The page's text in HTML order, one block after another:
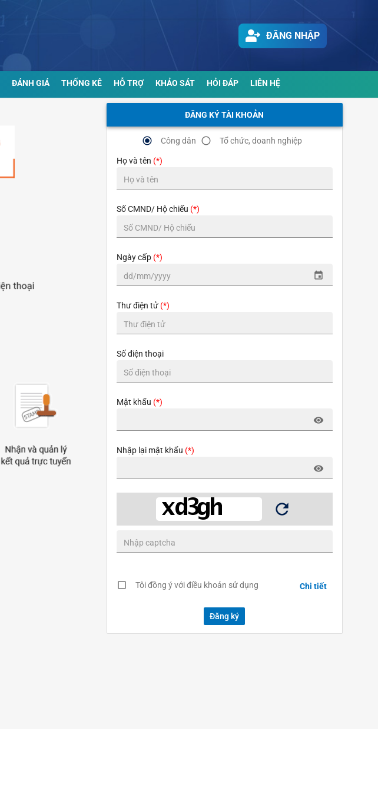
ĐĂNG NHẬP
ĐÁNH GIÁ THỐNG KÊ HỖ TRỢ KHẢO SÁT HỎI ĐÁP LIÊN HỆ
ĐĂNG KÝ TÀI KHOẢN
radio_button_checked Công dân radio_button_unchecked Tổ chức, doanh nghiệp
Họ và tên (*)
Số CMND/ Hộ chiếu (*)
Ngày cấp (*)
event
Thư điện tử (*)
Số điện thoại
Mật khẩu (*)
visibility
Nhập lại mật khẩu (*)
visibility
refresh
check_box_outline_blank Tôi đồng ý với điều khoản sử dụng Chi tiết
Đăng ký